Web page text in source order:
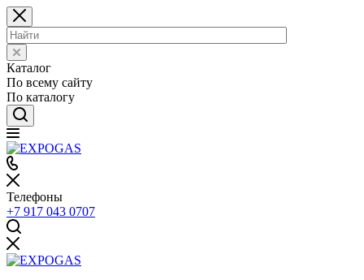
Каталог
По всему сайту
По каталогу
Телефоны
+7 917 043 0707